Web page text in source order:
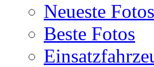
Neueste Fotos
Beste Fotos